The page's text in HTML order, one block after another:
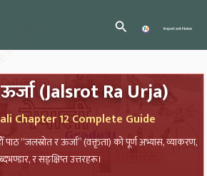
Search Important Notes
(Jalsrot Ra Urja)
Chapter 12 Complete Guide
पाठ “जलस्रोत र ऊर्जा” (वक्तृता) को पूर्ण अभ्यास, व्याकरण,
र सङ्क्षिप्त उत्तरहरू।
r
o
f
e
s